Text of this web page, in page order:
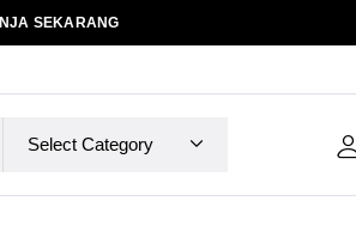
SEKARANG